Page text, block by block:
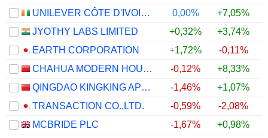
UNILEVER CÔTE D'IVOIRE, S.A.
0,00% +7,05%
JYOTHY LABS LIMITED
+0,32% +3,74%
EARTH CORPORATION
+1,72% -0,11%
CHAHUA MODERN HOUSEWARES CO., LTD.
-0,12% +8,33%
QINGDAO KINGKING APPLIED CHEMISTRY CO., LTD.
-1,46% +1,07%
TRANSACTION CO.,LTD.
-0,59% -2,08%
MCBRIDE PLC
-1,67% +0,98%